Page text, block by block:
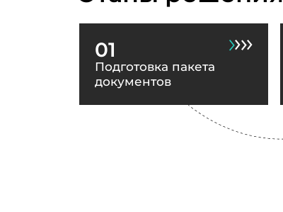
01
Подготовка пакета
документов